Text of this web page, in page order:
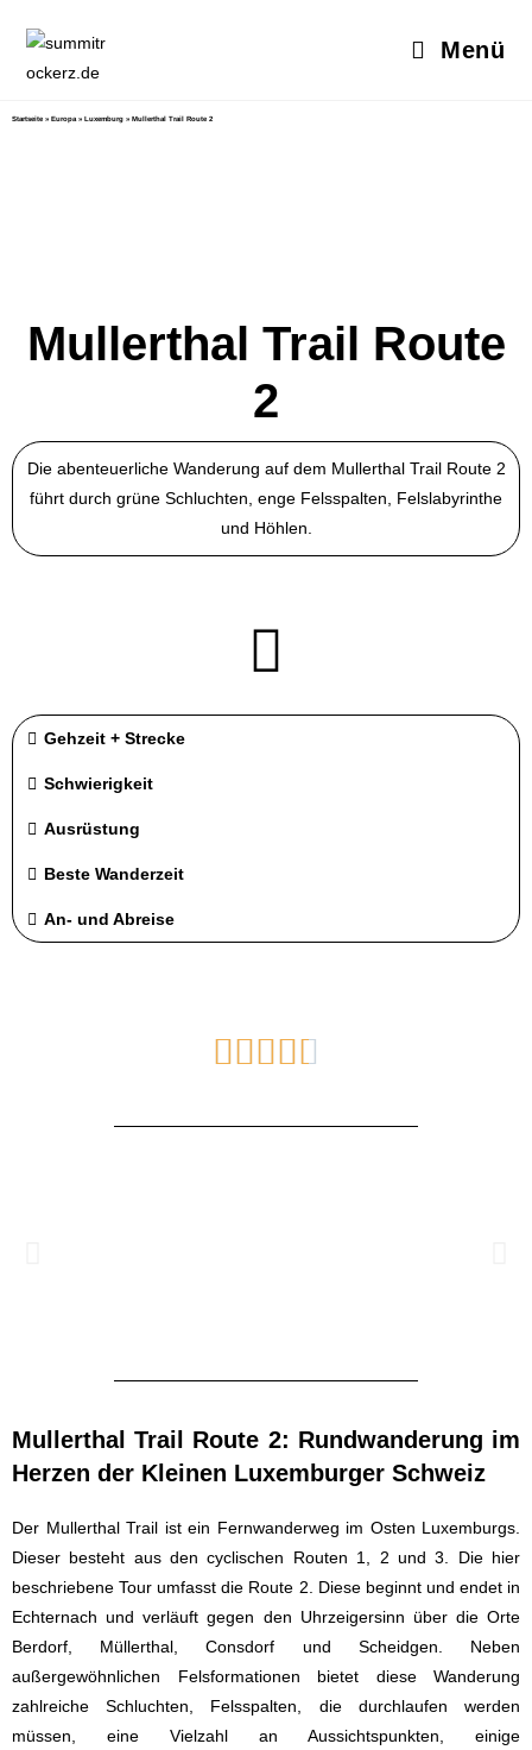
Menü
Startseite » Europa » Luxemburg » Mullerthal Trail Route 2
Mullerthal Trail Route
2
Die abenteuerliche Wanderung auf dem Mullerthal Trail Route 2
führt durch grüne Schluchten, enge Felsspalten, Felslabyrinthe
und Höhlen.
Gehzeit + Strecke
Schwierigkeit
Ausrüstung
Beste Wanderzeit
An- und Abreise

Mullerthal Trail Route 2: Rundwanderung im
Herzen der Kleinen Luxemburger Schweiz
Der Mullerthal Trail ist ein Fernwanderweg im Osten Luxemburgs.
Dieser besteht aus den cyclischen Routen 1, 2 und 3. Die hier
beschriebene Tour umfasst die Route 2. Diese beginnt und endet in
Echternach und verläuft gegen den Uhrzeigersinn über die Orte
Berdorf, Müllerthal, Consdorf und Scheidgen. Neben
außergewöhnlichen Felsformationen bietet diese Wanderung
zahlreiche Schluchten, Felsspalten, die durchlaufen werden
müssen, eine Vielzahl an Aussichtspunkten, einige